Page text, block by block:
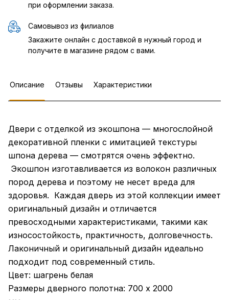
при оформлении заказа.
Самовывоз из филиалов
Закажите онлайн с доставкой в нужный город и
получите в магазине рядом с вами.
Описание Отзывы Характеристики
Двери с отделкой из экошпона — многослойной
декоративной пленки с имитацией текстуры
шпона дерева — смотрятся очень эффектно.
Экошпон изготавливается из волокон различных
пород дерева и поэтому не несет вреда для
здоровья. Каждая дверь из этой коллекции имеет
оригинальный дизайн и отличается
превосходными характеристиками, такими как
износостойкость, практичность, долговечность.
Лаконичный и оригинальный дизайн идеально
подходит под современный стиль.
Цвет: шагрень белая
Размеры дверного полотна: 700 х 2000